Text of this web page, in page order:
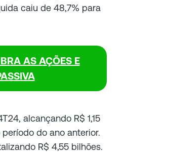
caiu de 48,7% para
AS AÇÕES E
alcançando R$ 1,15
do ano anterior.
R$ 4,55 bilhões.